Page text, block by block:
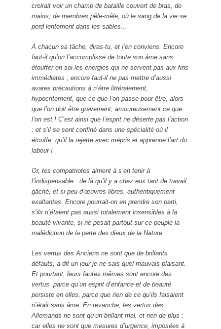
croirait voir un champ de bataille couvert de bras, de
mains, de membres pêle-mêle, où le sang de la vie se
perd lentement dans les sables…
À chacun sa tâche, diras-tu, et j’en conviens. Encore
faut-il qu’on l’accomplisse de toute son âme sans
étouffer en soi les énergies qui ne servent pas aux fins
immédiates ; encore faut-il ne pas mettre d’aussi
avares précautions à n’être littéralement,
hypocritement, que ce que l’on passe pour être, alors
que l’on doit être gravement, amoureusement ce que
l’on est ! C’est ainsi que l’esprit ne déserte pas l’action
; et s’il se sent confiné dans une spécialité où il
étouffe, qu’il la rejette avec mépris et apprenne l’art du
labour !
Or, tes compatriotes aiment à s’en tenir à
l’indispensable : de là qu’il y a chez eux tant de travail
gâché, et si peu d’œuvres libres, authentiquement
exaltantes. Encore pourrait-on en prendre son parti,
s’ils n’étaient pas aussi totalement insensibles à la
beauté vivante, si ne pesait partout sur ce peuple la
malédiction de la perte des dieux de la Nature.
Les vertus des Anciens ne sont que de brillants
défauts, a dit un jour je ne sais quel mauvais plaisant.
Et pourtant, leurs fautes mêmes sont encore des
vertus, parce qu’un esprit d’enfance et de beauté
persiste en elles, parce que rien de ce qu’ils faisaient
n’était sans âme. En revanche, les vertus des
Allemands ne sont qu’un brillant mal, et rien de plus :
car elles ne sont que mesures d’urgence, imposées à